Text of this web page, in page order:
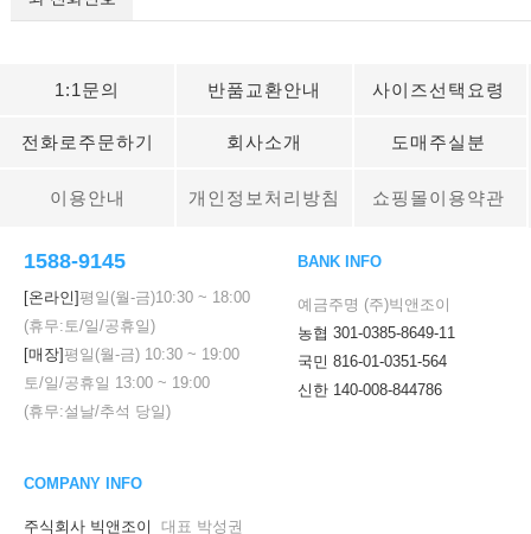
1:1문의 반품교환안내 사이즈선택요령
전화로주문하기 회사소개 도매주실분
이용안내 개인정보처리방침 쇼핑몰이용약관
1588-9145
[온라인]평일(월-금)10:30 ~ 18:00
(휴무:토/일/공휴일)
[매장]평일(월-금) 10:30 ~ 19:00
토/일/공휴일 13:00 ~ 19:00
(휴무:설날/추석 당일)
BANK INFO
예금주명 (주)빅앤조이
농협 301-0385-8649-11
국민 816-01-0351-564
신한 140-008-844786
COMPANY INFO
주식회사 빅앤조이 대표 박성권